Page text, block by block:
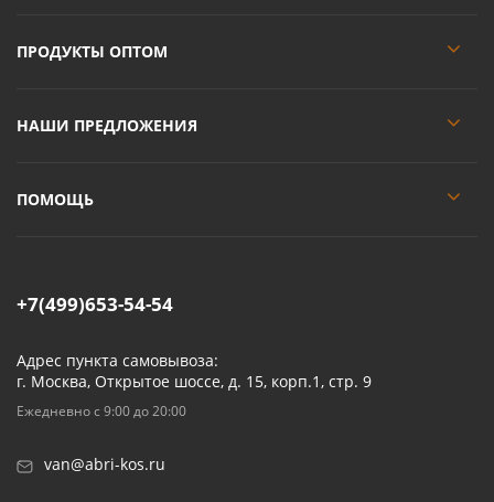
ПРОДУКТЫ ОПТОМ
НАШИ ПРЕДЛОЖЕНИЯ
ПОМОЩЬ
+7(499)653-54-54
Адрес пункта самовывоза:
г. Москва, Открытое шоссе, д. 15, корп.1, стр. 9
Ежедневно с 9:00 до 20:00
van@abri-kos.ru